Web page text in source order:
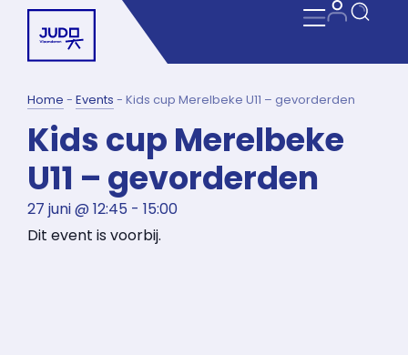
Home - Events - Kids cup Merelbeke U11 – gevorderden
Kids cup Merelbeke
U11 – gevorderden
27 juni@ 12:45 - 15:00
Dit event is voorbij.